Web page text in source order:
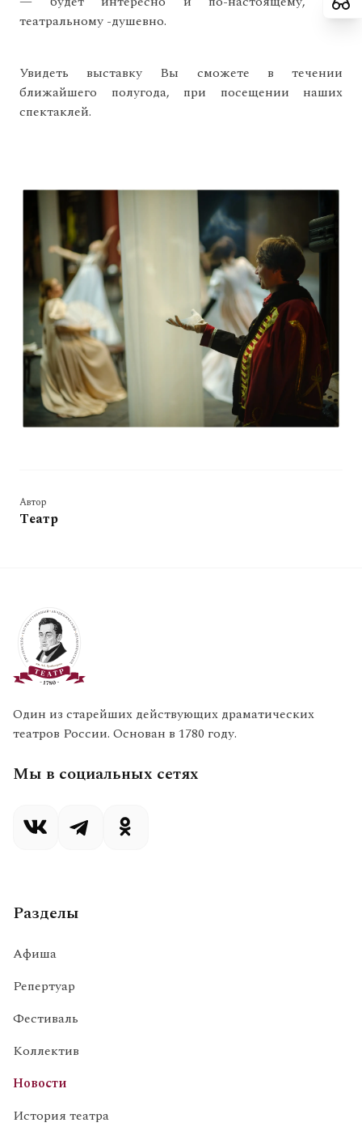
театральному -душевно.
Увидеть выставку Вы сможете в течении
ближайшего полугода, при посещении наших
спектаклей.
Автор
Театр
Один из старейших действующих драматических
театров России. Основан в 1780 году.
Мы в социальных сетях
Разделы
Афиша
Репертуар
Фестиваль
Коллектив
Новости
История театра